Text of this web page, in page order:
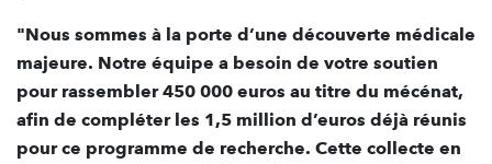
"Nous sommes à la porte d’une découverte médicale
majeure. Notre équipe a besoin de votre soutien
pour rassembler 450 000 euros au titre du mécénat,
afin de compléter les 1,5 million d’euros déjà réunis
pour ce programme de recherche. Cette collecte en